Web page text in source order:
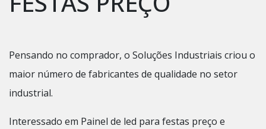
Pensando no comprador, o Soluções Industriais criou o
maior número de fabricantes de qualidade no setor
industrial.
Interessado em Painel de led para festas preço e